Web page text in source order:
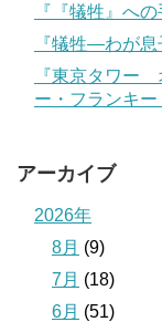
『『犠牲』へ
『犠牲―わが息
『東京タワー
ー・フランキー
アーカイブ
2026年
8月 (9)
7月 (18)
6月 (51)